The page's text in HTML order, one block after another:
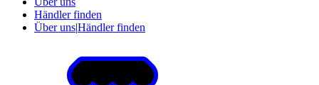
Händler finden
Über uns|Händler finden